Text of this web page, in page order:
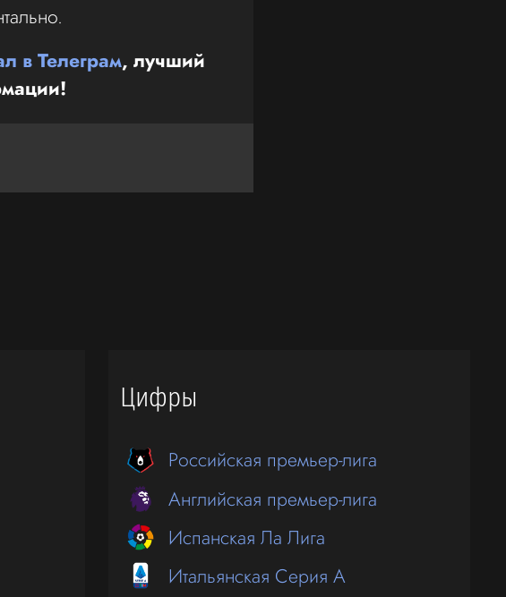
в Телеграм, лучший
Цифры
Российская премьер-лига
Английская премьер-лига
Испанская Ла Лига
Итальянская Серия А